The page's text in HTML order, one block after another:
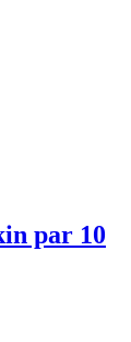
par 10